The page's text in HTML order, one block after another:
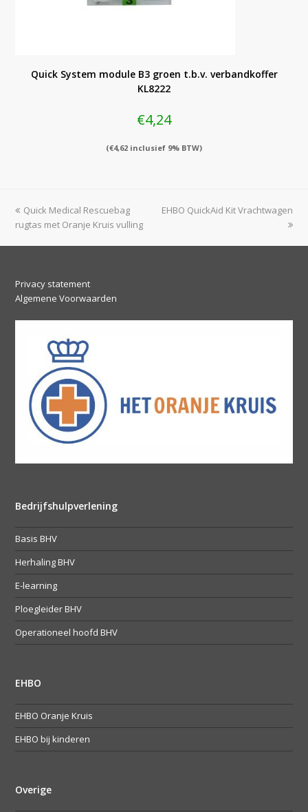
Quick System module B3 groen t.b.v. verbandkoffer
KL8222
€4,24
(€4,62 inclusief 9% BTW)
previous
post:
Quick Medical Rescuebag
rugtas met Oranje Kruis vulling
next
EHBO QuickAid Kit Vrachtwagen
Privacy statement
Algemene Voorwaarden
Bedrijfshulpverlening
Basis BHV
Herhaling BHV
E-learning
Ploegleider BHV
Operationeel hoofd BHV
EHBO
EHBO Oranje Kruis
EHBO bij kinderen
Overige